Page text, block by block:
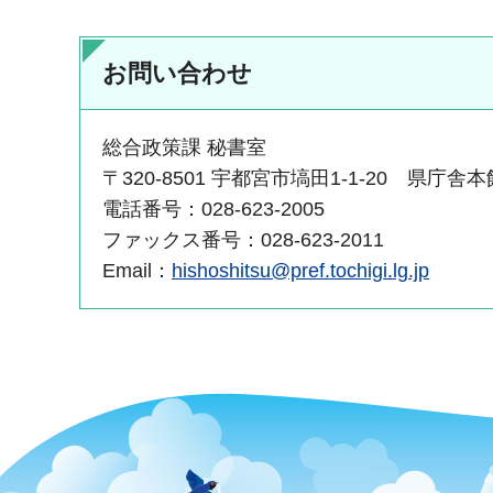
お問い合わせ
総合政策課 秘書室
〒320-8501 宇都宮市塙田1-1-20 県庁舎本
電話番号：028-623-2005
ファックス番号：028-623-2011
Email： hishoshitsu@pref.tochigi.lg.jp